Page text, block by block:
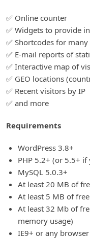
✅ Online counter
✅ Widgets to provide
✅ Shortcodes for
✅ E-mail reports of
✅ Interactive map of
✅ GEO locations
✅ Recent visitors by IP
✅ and more
Requirements
WordPress 3.8+
PHP 5.2+ (or 5.5+
MySQL 5.0.3+
At least 20 MB of
At least 5 MB of
At least 32 Mb of
memory usage)
IE9+ or any